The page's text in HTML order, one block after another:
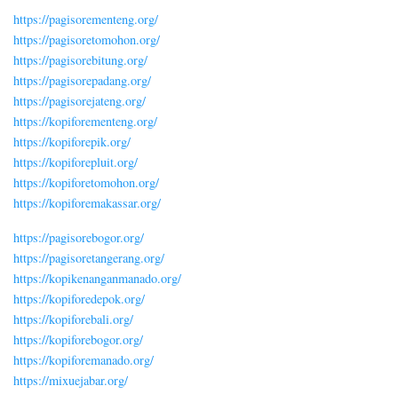
https://pagisorementeng.org/
https://pagisoretomohon.org/
https://pagisorebitung.org/
https://pagisorepadang.org/
https://pagisorejateng.org/
https://kopiforementeng.org/
https://kopiforepik.org/
https://kopiforepluit.org/
https://kopiforetomohon.org/
https://kopiforemakassar.org/
https://pagisorebogor.org/
https://pagisoretangerang.org/
https://kopikenanganmanado.org/
https://kopiforedepok.org/
https://kopiforebali.org/
https://kopiforebogor.org/
https://kopiforemanado.org/
https://mixuejabar.org/